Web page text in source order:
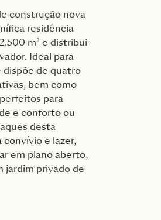
construção nova
residência
m² e distribui-
Ideal para
dispõe de quatro
bem como
para
e conforto ou
desta
convívio e lazer,
em plano aberto,
jardim privado de